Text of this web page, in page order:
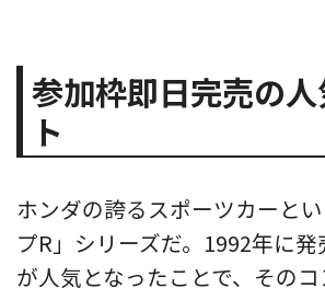
参加枠即日完売の
ト
ホンダの誇るスポーツカーと
プR」シリーズだ。1992年に発
が人気となったことで、その